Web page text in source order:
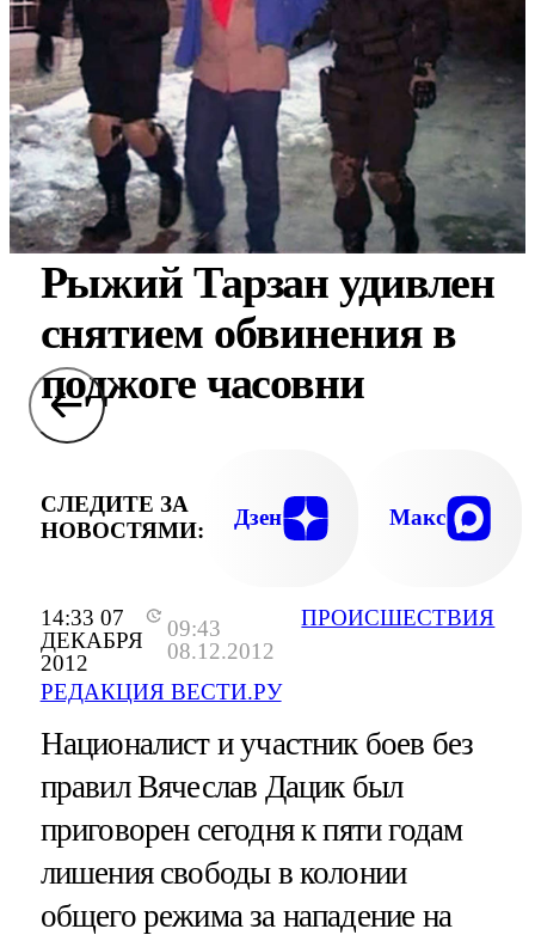
14:33 07
ДЕКАБРЯ
2012
09:43
08.12.2012
РЕДАКЦИЯ ВЕСТИ.РУ
ПРОИСШЕСТВИЯ
Рыжий Тарзан удивлен
снятием обвинения в
поджоге часовни
СЛЕДИТЕ ЗА
НОВОСТЯМИ:
Дзен Макс
Националист и участник боев без
правил Вячеслав Дацик был
приговорен сегодня к пяти годам
лишения свободы в колонии
общего режима за нападение на